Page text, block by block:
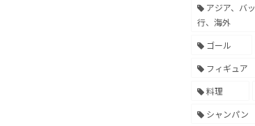
アジア、バ
行、海外
ゴール
フィギュア
料理
シャンパン